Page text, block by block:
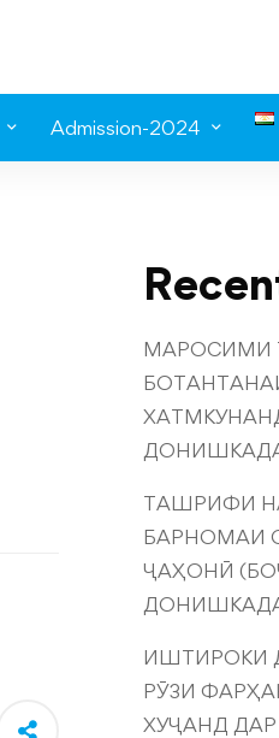
Admission-2024
МАРОСИМИ
ТАШРИФИ
БАРНОМАИ
ҶАҲОНӢ
ИШТИРОКИ
РӮЗИ
ХУҶАНД